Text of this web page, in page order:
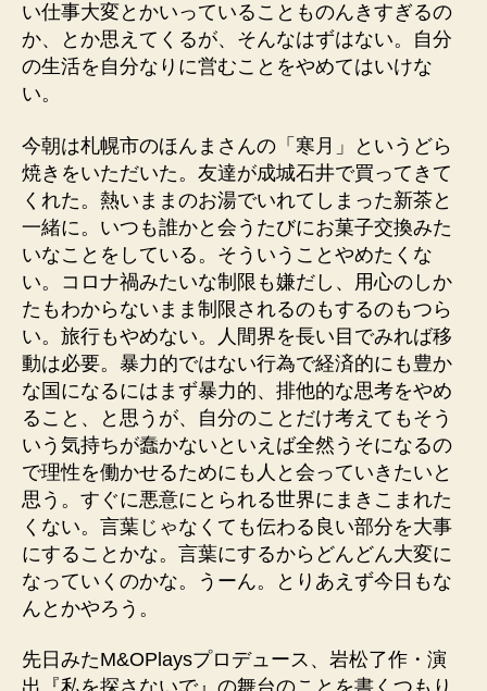
い仕事大変とかいっていることものんきすぎるの
か、とか思えてくるが、そんなはずはない。自分
の生活を自分なりに営むことをやめてはいけな
い。
今朝は札幌市のほんまさんの「寒月」というどら
焼きをいただいた。友達が成城石井で買ってきて
くれた。熱いままのお湯でいれてしまった新茶と
一緒に。いつも誰かと会うたびにお菓子交換みた
いなことをしている。そういうことやめたくな
い。コロナ禍みたいな制限も嫌だし、用心のしか
たもわからないまま制限されるのもするのもつら
い。旅行もやめない。人間界を長い目でみれば移
動は必要。暴力的ではない行為で経済的にも豊か
な国になるにはまず暴力的、排他的な思考をやめ
ること、と思うが、自分のことだけ考えてもそう
いう気持ちが蠢かないといえば全然うそになるの
で理性を働かせるためにも人と会っていきたいと
思う。すぐに悪意にとられる世界にまきこまれた
くない。言葉じゃなくても伝わる良い部分を大事
にすることかな。言葉にするからどんどん大変に
なっていくのかな。うーん。とりあえず今日もな
んとかやろう。
先日みたM&OPlaysプロデュース、岩松了作・演
出『私を探さないで』の舞台のことを書くつもり